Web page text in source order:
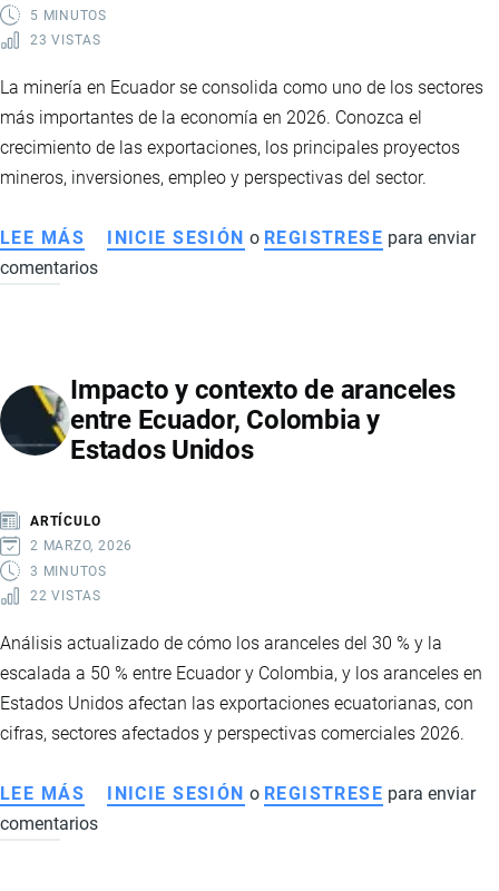
DE
PRECIOS
5 MINUTOS
23 VISTAS
La minería en Ecuador se consolida como uno de los sectores
más importantes de la economía en 2026. Conozca el
crecimiento de las exportaciones, los principales proyectos
mineros, inversiones, empleo y perspectivas del sector.
LEE MÁS SOBRE
LA
ECONOMÍA
ECUATORIANA
CON
EN
2026
INICIE SESIÓN o REGISTRESE para enviar
comentarios
Impacto y contexto de aranceles
entre Ecuador, Colombia y
Estados Unidos
ARTÍCULO
2 MARZO, 2026
3 MINUTOS
22 VISTAS
Análisis actualizado de cómo los aranceles del 30 % y la
escalada a 50 % entre Ecuador y Colombia, y los aranceles en
Estados Unidos afectan las exportaciones ecuatorianas, con
cifras, sectores afectados y perspectivas comerciales 2026.
LEE MÁS SOBRE
IMPACTO
INICIE SESIÓN o REGISTRESE para enviar
comentarios